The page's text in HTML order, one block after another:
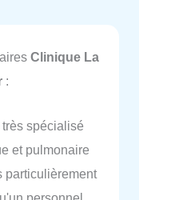
Clinique La
:
spécialisé
et pulmonaire
particulièrement